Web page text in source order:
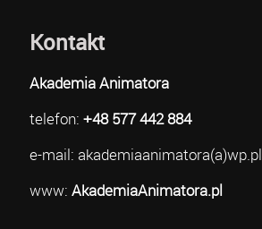
Kontakt
Akademia Animatora
telefon: +48 577 442 884
e-mail: akademiaanimatora(a)wp.pl
www: AkademiaAnimatora.pl